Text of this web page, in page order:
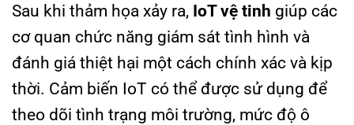
Sau khi thảm họa xảy ra, IoT vệ tinh giúp các
cơ quan chức năng giám sát tình hình và
đánh giá thiệt hại một cách chính xác và kịp
thời. Cảm biến IoT có thể được sử dụng để
theo dõi tình trạng môi trường, mức độ ô